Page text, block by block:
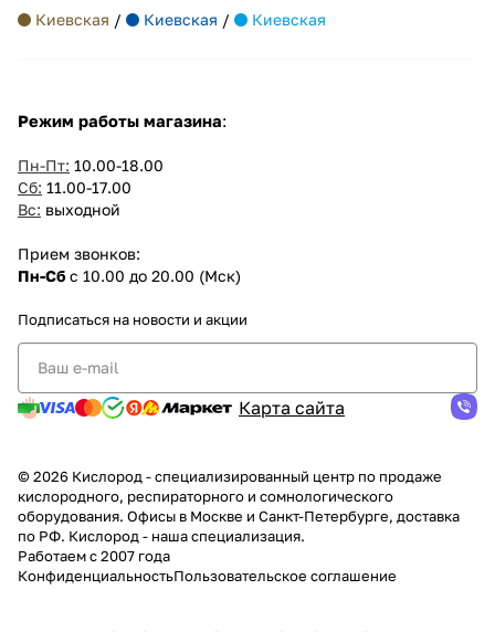
Киевская / Киевская / Киевская
Режим работы магазина:
Пн-Пт: 10.00-18.00
Сб: 11.00-17.00
Вс: выходной
Прием звонков:
Пн-Сб с 10.00 до 20.00 (Мск)
Подписаться на новости и акции
Карта сайта
© 2026 Кислород - специализированный центр по продаже
кислородного, респираторного и сомнологического
оборудования. Офисы в Москве и Санкт-Петербурге, доставка
по РФ. Кислород - наша специализация.
Работаем с 2007 года
КонфиденциальностьПользовательское соглашение